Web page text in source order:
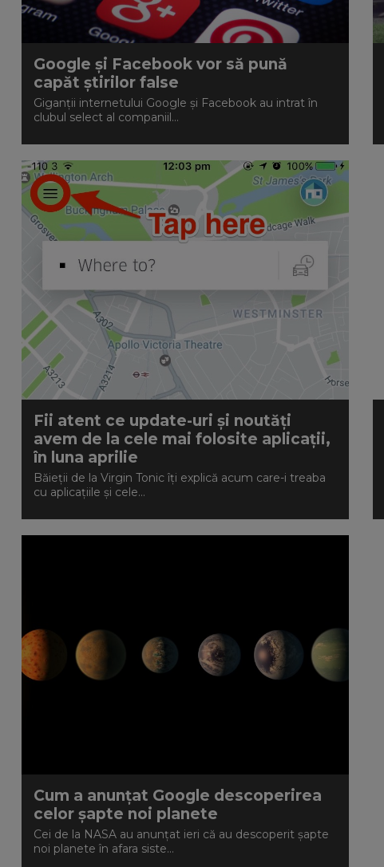
Google și Facebook vor să pună
capăt știrilor false
Giganții internetului Google și Facebook au intrat în
clubul select al companiil...
Fii atent ce update-uri și noutăți
avem de la cele mai folosite aplicații,
în luna aprilie
Băieții de la Virgin Tonic îți explică acum care-i treaba
cu aplicațiile și cele...
Cum a anunțat Google descoperirea
celor șapte noi planete
Cei de la NASA au anunțat ieri că au descoperit șapte
noi planete în afara siste...